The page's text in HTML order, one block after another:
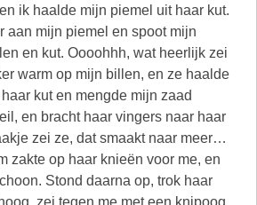
ik haalde mijn piemel uit haar kut.
aan mijn piemel en spoot mijn
en kut. Oooohhh, wat heerlijk zei
warm op mijn billen, en ze haalde
kut en mengde mijn zaad
en bracht haar vingers naar haar
zei ze, dat smaakt naar meer…
zakte op haar knieën voor me, en
Stond daarna op, trok haar
zei tegen me met een knipoog,